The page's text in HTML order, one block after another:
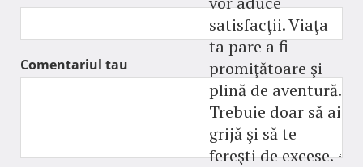
satisfacţii. Viaţa
ta pare a fi
promiţătoare şi
plină de aventură.
Trebuie doar să ai
grijă şi să te
fereşti de excese.
Comentariul tau